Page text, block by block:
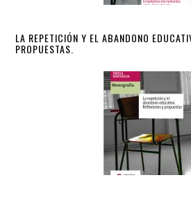
LA REPETICIÓN Y EL ABANDONO
PROPUESTAS.